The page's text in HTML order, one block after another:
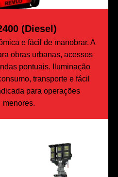
(Diesel)
e fácil de manobrar. A
obras urbanas, acessos
pontuais. Iluminação
transporte e fácil
para operações
menores.